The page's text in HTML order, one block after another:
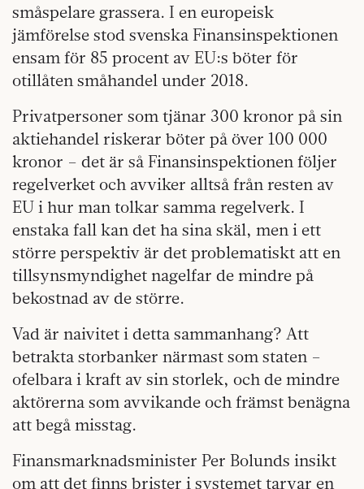
småspelare grassera. I en europeisk
jämförelse stod svenska Finansinspektionen
ensam för 85 procent av EU:s böter för
otillåten småhandel under 2018.
Privatpersoner som tjänar 300 kronor på sin
aktiehandel riskerar böter på över 100 000
kronor – det är så Finansinspektionen följer
regelverket och avviker alltså från resten av
EU i hur man tolkar samma regelverk. I
enstaka fall kan det ha sina skäl, men i ett
större perspektiv är det problematiskt att en
tillsynsmyndighet nagelfar de mindre på
bekostnad av de större.
Vad är naivitet i detta sammanhang? Att
betrakta storbanker närmast som staten –
ofelbara i kraft av sin storlek, och de mindre
aktörerna som avvikande och främst benägna
att begå misstag.
Finansmarknadsminister Per Bolunds insikt
om att det finns brister i systemet tarvar en